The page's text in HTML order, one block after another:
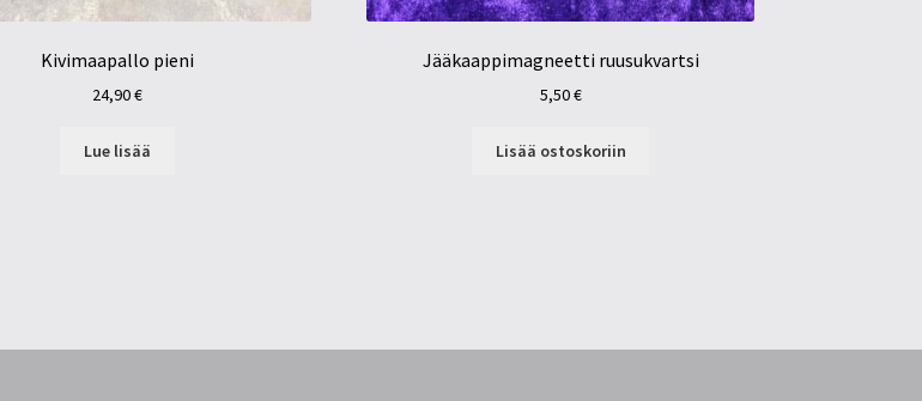
Kivimaapallo pieni
24,90€
Lue lisää
Jääkaappimagneetti ruusukvartsi
5,50€
Lisää ostoskoriin